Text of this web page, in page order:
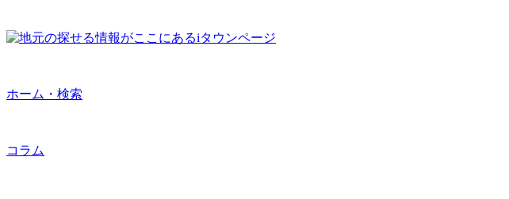
ホーム・検索
コラム